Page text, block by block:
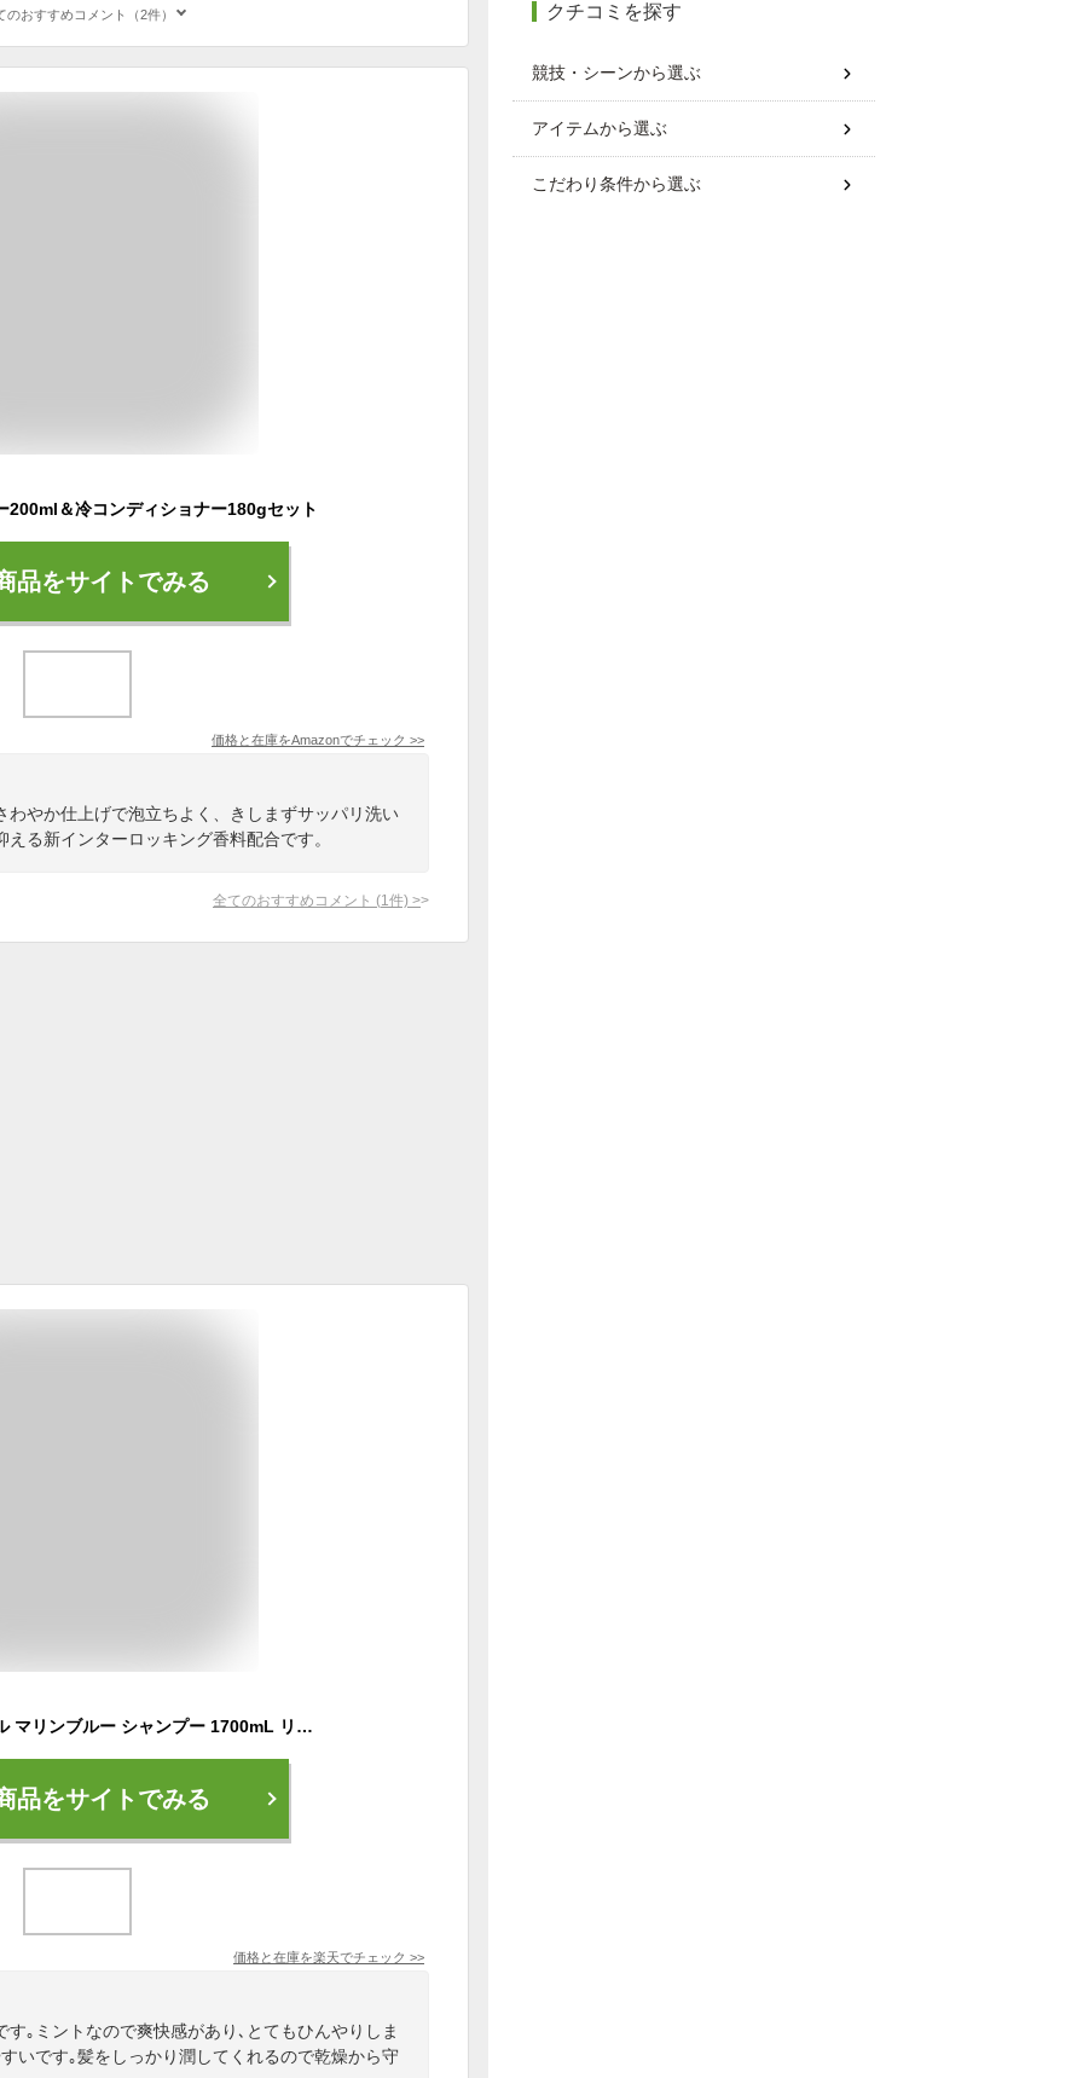
のおすすめコメント（2件）
200ml＆冷コンディショナー180gセット
品をサイトでみる
価格と在庫をAmazonでチェック >>
わやか仕上げで泡立ちよく、きしまずサッパリ洗い
る新インターロッキング香料配合です。
全てのおすすめコメント (1 件) >
サンコール ミントベル マリンブルー シャンプー 1700mL リフィル 詰め替え つめかえ クール 冷感 爽快 スッキリ サロン専売品 おすすめ 夏 人気 冷涼感 清涼感 SUNCALL 送料無料
品をサイトでみる
価格と在庫を楽天でチェック >>
｡ミントなので爽快感があり､とてもひんやりしま
いです｡髪をしっかり潤してくれるので乾燥から守
クチコミを探す
競技・シーンから選ぶ
アイテムから選ぶ
こだわり条件から選ぶ